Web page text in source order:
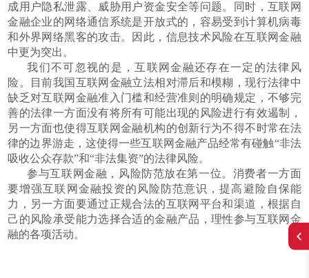
成用户隐私泄露、威胁用户资金安全等问题。同时，互联网
金融企业的网络通信系统是开放式的，容易受到计算机病毒
和外界网络黑客的攻击。因此，信息技术风险在互联网金融
中更为突出。
我们不可忽视的是，互联网金融还存在一定的法律风
险。目前我国互联网金融立法相对滞后和模糊，现行法律中
缺乏对互联网金融准入门槛和经营准则的明确规定，不够完
善的法律一方面没有将所有可能出现的风险进行有效遏制，
另一方面也使得互联网金融机构的创新行为不得不时常在法
律的边界游走，这使得一些互联网金融产品经常有碰触“非法
吸收公众存款”和“非法集资”的法律风险。
参与互联网金融，风险防范放在第一位。消费者一方面
要增强互联网金融投资的风险防范意识，提高避险自保能
力，另一方面要通过正规合法的互联网平台和渠道，根据自
己的风险承受能力选择合适的金融产品，理性参与互联网金
融的各项活动。